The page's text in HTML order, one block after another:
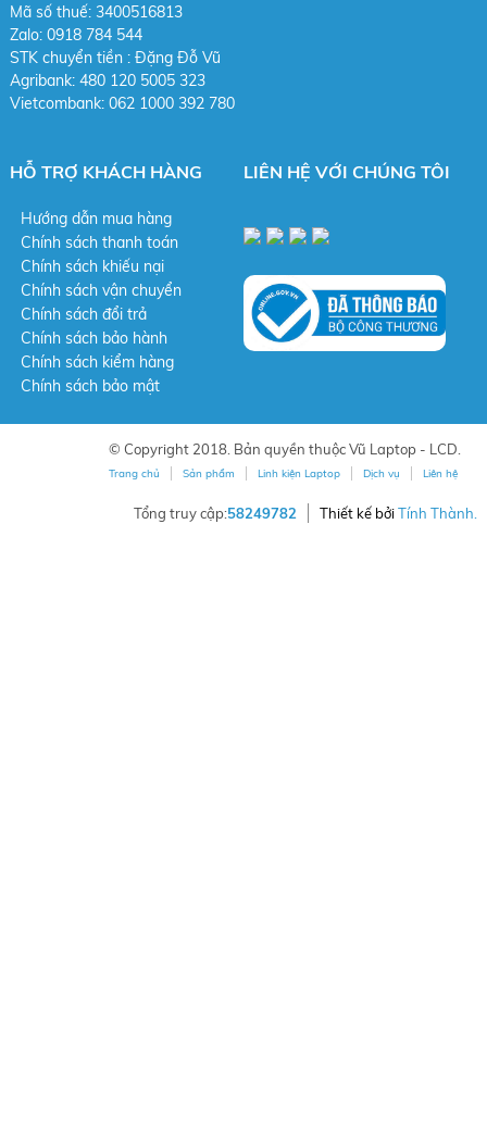
Mã số thuế: 3400516813
Zalo: 0918 784 544
STK chuyển tiền : Đặng Đỗ Vũ
Agribank: 480 120 5005 323
Vietcombank: 062 1000 392 780
HỖ TRỢ KHÁCH HÀNG
Hướng dẫn mua hàng
Chính sách thanh toán
Chính sách khiếu nại
Chính sách vận chuyển
Chính sách đổi trả
Chính sách bảo hành
Chính sách kiểm hàng
Chính sách bảo mật
LIÊN HỆ VỚI CHÚNG TÔI
© Copyright 2018. Bản quyền thuộc Vũ Laptop - LCD.
Trang chủ Sản phẩm Linh kiện Laptop Dịch vụ Liên hệ
Thiết kế bởiTính Thành.
Tổng truy cập:58249782